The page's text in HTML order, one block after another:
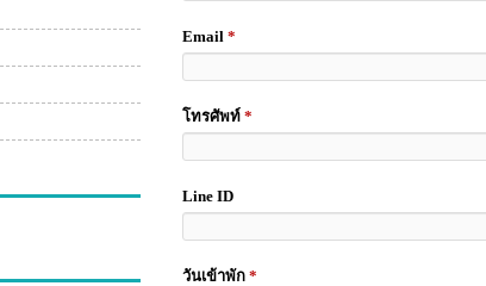
Email *
โทรศัพท์ *
Line ID
วันเข้าพัก *